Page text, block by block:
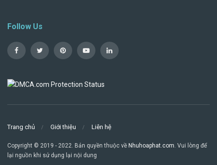
Follow Us
Trang chủ Giới thiệu Liên hệ
Copyright © 2019 - 2022. Bản quyền thuộc về Nhuhoaphat.com. Vui lòng để
lại nguồn khi sử dụng lại nội dung